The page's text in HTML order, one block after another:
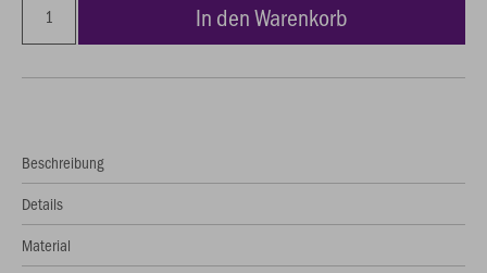
In den Warenkorb
Beschreibung
Details
Material